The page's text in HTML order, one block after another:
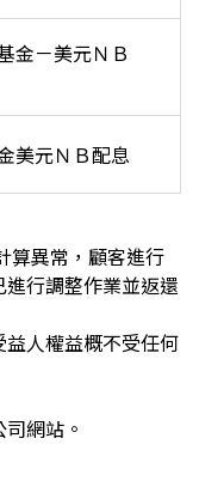
金－美元ＮＢ
美元ＮＢ配息
算異常，顧客進行
行調整作業並返還
人權益概不受任何
網站。